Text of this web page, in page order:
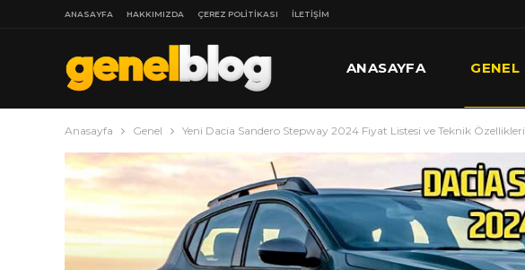
ANASAYFA HAKKIMIZDA ÇEREZ POLITIKASI İLETIŞIM
ANASAYFA GENEL
Anasayfa Genel Yeni Dacia Sandero Stepway 2024 Fiyat Listesi ve Teknik Özellikleri